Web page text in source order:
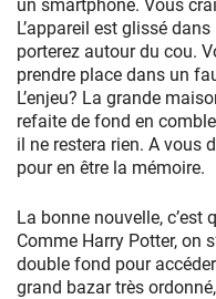
un smartphone. Vous
L’appareil est glissé
porterez autour du cou.
prendre place dans un
L’enjeu? La grande
refaite de fond en
il ne restera rien. A vous
pour en être la mémoire.
La bonne nouvelle, c’est
Comme Harry Potter, on
double fond pour
grand bazar très